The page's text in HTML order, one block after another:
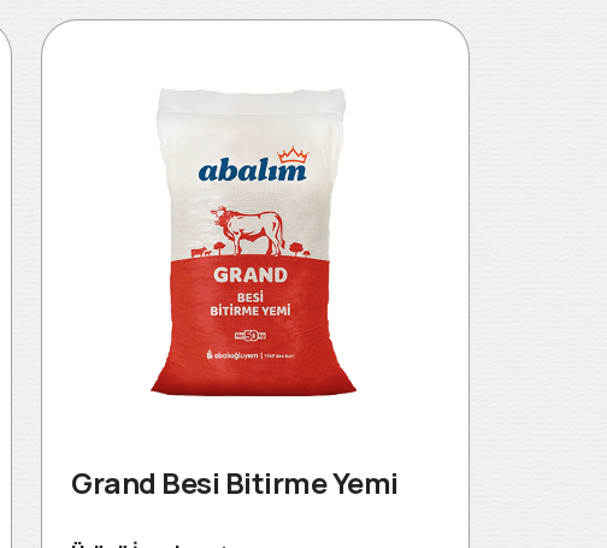
Grand Besi Bitirme Yemi